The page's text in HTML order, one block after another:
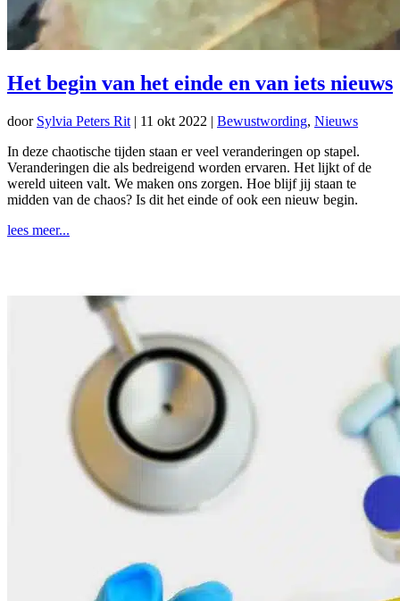
Het begin van het einde en van iets nieuws
door Sylvia Peters Rit | 11 okt 2022 | Bewustwording, Nieuws
In deze chaotische tijden staan er veel veranderingen op stapel.
Veranderingen die als bedreigend worden ervaren. Het lijkt of de
wereld uiteen valt. We maken ons zorgen. Hoe blijf jij staan te
midden van de chaos? Is dit het einde of ook een nieuw begin.
lees meer...